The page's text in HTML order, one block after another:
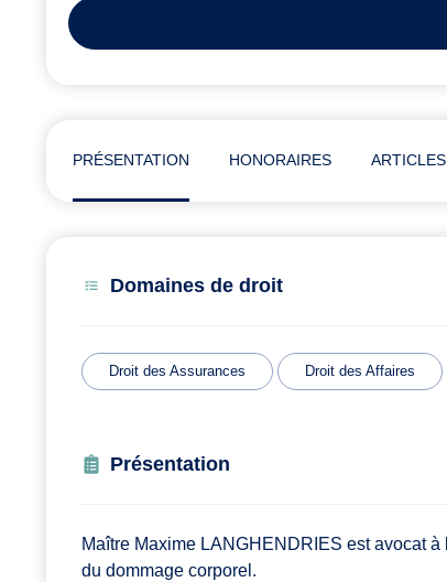
PRÉSENTATION HONORAIRES ARTICLES
Domaines de droit
Droit des Assurances Droit des Affaires
Présentation
Maître Maxime LANGHENDRIES est avocat à
du dommage corporel.